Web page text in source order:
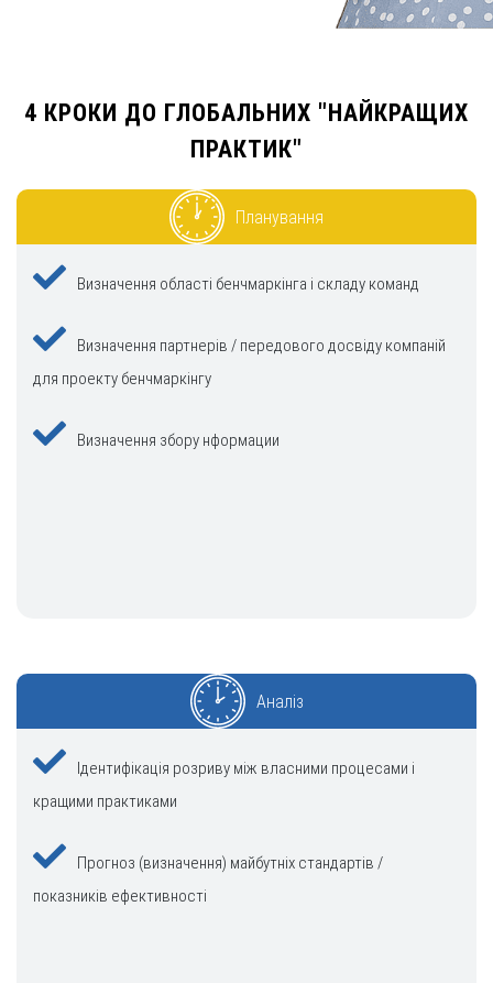
4 КРОКИ ДО ГЛОБАЛЬНИХ "НАЙКРАЩИХ
ПРАКТИК"
Планування
Визначення області бенчмаркінга і складу команд
Визначення партнерів / передового досвіду компаній
для проекту бенчмаркінгу
Визначення збору нформации
Аналіз
Ідентифікація розриву між власними процесами і
кращими практиками
Прогноз (визначення) майбутніх стандартів /
показників ефективності